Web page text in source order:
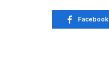
Facebook